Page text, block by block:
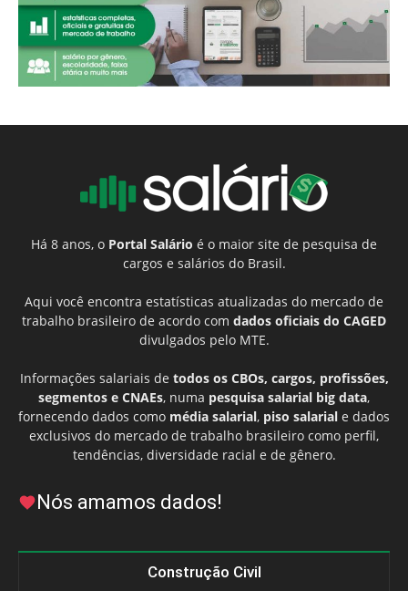
Há 8 anos, o Portal Salário é o maior site de pesquisa de
cargos e salários do Brasil.
Aqui você encontra estatísticas atualizadas do mercado de
trabalho brasileiro de acordo com dados oficiais do CAGED
divulgados pelo MTE.
Informações salariais de todos os CBOs, cargos, profissões,
segmentos e CNAEs, numa pesquisa salarial big data,
fornecendo dados como média salarial, piso salarial e dados
exclusivos do mercado de trabalho brasileiro como perfil,
tendências, diversidade racial e de gênero.
Nós amamos dados!
Construção Civil